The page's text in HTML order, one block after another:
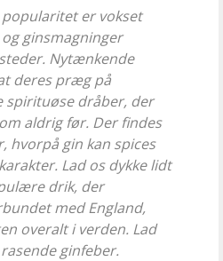
er vokset
ginsmagninger
Nytænkende
deres præg på
spirituøse dråber, der
aldrig før. Der findes
hvorpå gin kan spices
Lad os dykke lidt
drik, der
med England,
overalt i verden. Lad
ginfeber.